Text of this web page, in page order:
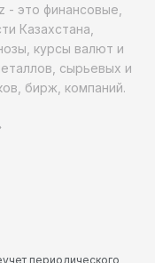
- это финансовые,
Казахстана,
курсы валют и
сырьевых и
бирж, компаний.
периодического